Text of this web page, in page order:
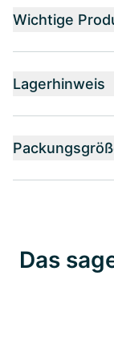
Wichtige
Lagerhinweis
Das